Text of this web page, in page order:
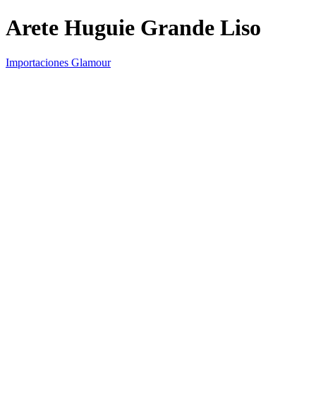
Arete Huguie Grande Liso
Importaciones Glamour